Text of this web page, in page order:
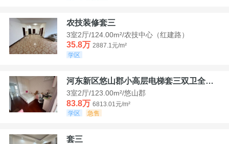
农技装修套三
3室2厅/124.00m²/农技中心（红建路）
35.8万 2887.1元/m²
学区
河东新区悠山郡小高层电梯套三双卫全装带家具家电
3室2厅/123.00m²/悠山郡
83.8万 6813.01元/m²
学区
急售
套三